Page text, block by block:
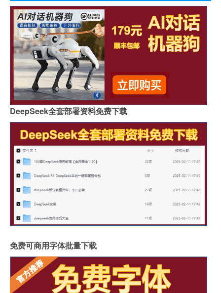
DeepSeek全套部署资料免费下载
免费可商用字体批量下载